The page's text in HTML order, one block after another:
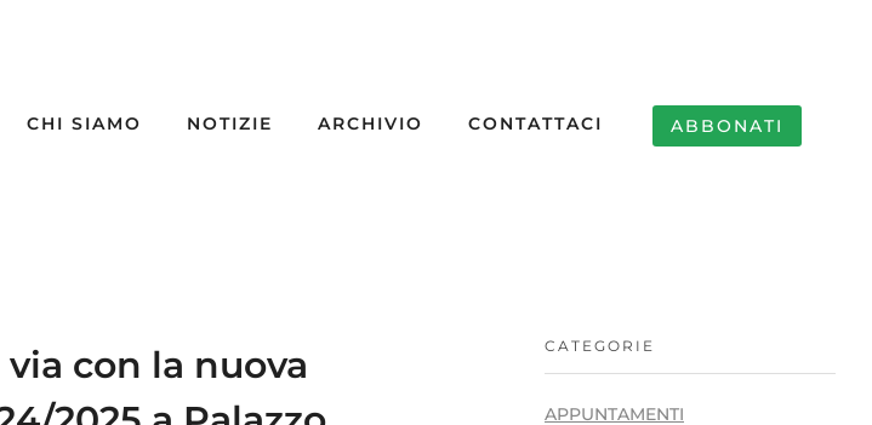
CHI SIAMO NOTIZIE ARCHIVIO CONTATTACI ABBONATI
con la nuova
CATEGORIE
APPUNTAMENTI